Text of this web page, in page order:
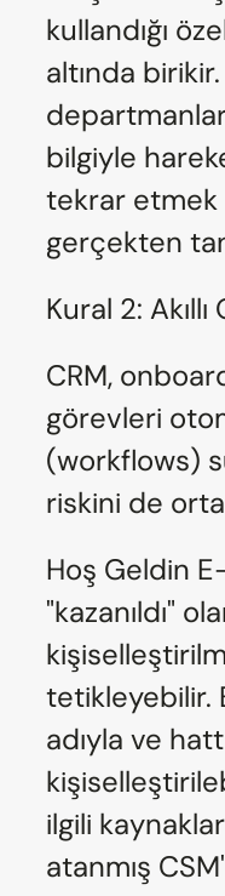
kullandığı
altında
departmanlar
bilgiyle
tekrar etmek
gerçekten
Kural 2:
CRM,
görevleri
(workflows)
riskini de
Hoş Geldin
"kazanıldı"
tetikleyebilir.
adıyla ve
ilgili
atanmış